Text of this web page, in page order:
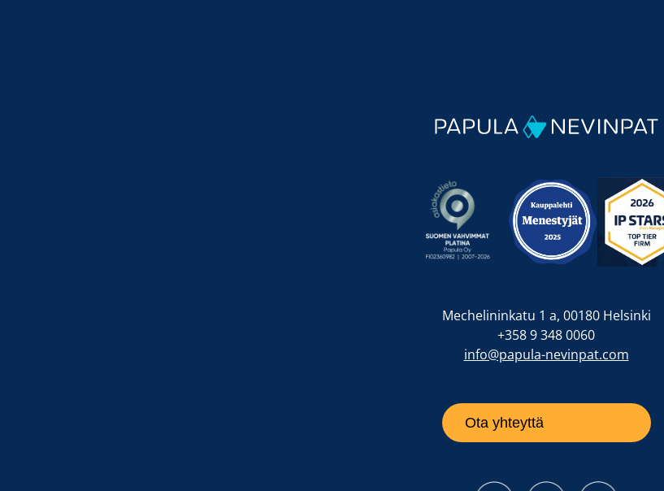
Mechelininkatu 1 a, 00180 Helsinki
+358 9 348 0060
info@papula-nevinpat.com
Ota yhteyttä